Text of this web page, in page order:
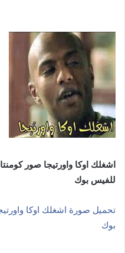
اشغلك اوكا واورتيجا صور
للفيس بوك
تحميل صورة اشغلك اوكا
بوك